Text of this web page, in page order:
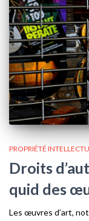
PROPRIÉTÉ
Droits
quid des
Les œuvres d’art,